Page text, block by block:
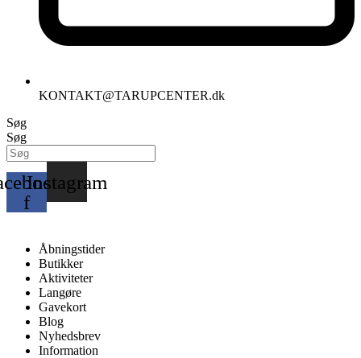
KONTAKT@TARUPCENTER.dk
Søg
Søg
f
Instagram
Åbningstider
Butikker
Aktiviteter
Langøre
Gavekort
Blog
Nyhedsbrev
Information